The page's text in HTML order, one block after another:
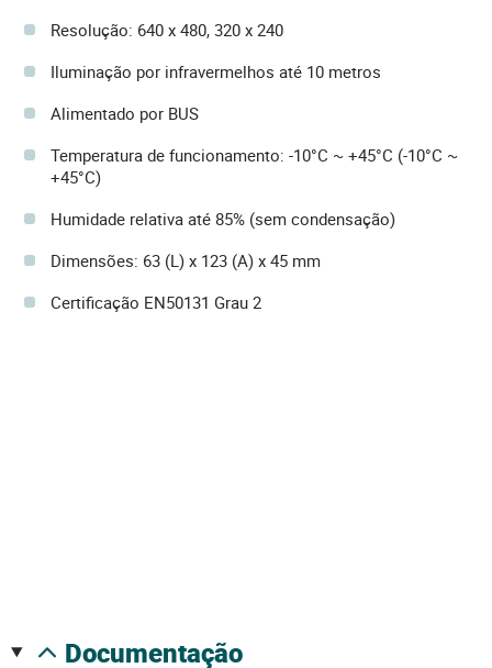
Resolução: 640 x 480, 320 x 240
Iluminação por infravermelhos até 10 metros
Alimentado por BUS
Temperatura de funcionamento: -10°C ~ +45°C (-10°C ~
+45°C)
Humidade relativa até 85% (sem condensação)
Dimensões: 63 (L) x 123 (A) x 45 mm
Certificação EN50131 Grau 2
documentação